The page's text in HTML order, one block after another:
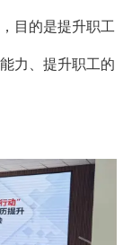
目的是提升职工
力、提升职工的